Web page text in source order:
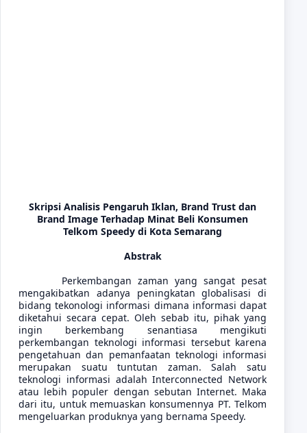
Skripsi Analisis Pengaruh Iklan, Brand Trust dan
Brand Image Terhadap Minat Beli Konsumen
Telkom Speedy di Kota Semarang
Abstrak
Perkembangan zaman yang sangat pesat
mengakibatkan adanya peningkatan globalisasi di
bidang tekonologi informasi dimana informasi dapat
diketahui secara cepat. Oleh sebab itu, pihak yang
ingin berkembang senantiasa mengikuti
perkembangan teknologi informasi tersebut karena
pengetahuan dan pemanfaatan teknologi informasi
merupakan suatu tuntutan zaman. Salah satu
teknologi informasi adalah Interconnected Network
atau lebih populer dengan sebutan Internet. Maka
dari itu, untuk memuaskan konsumennya PT. Telkom
mengeluarkan produknya yang bernama Speedy.